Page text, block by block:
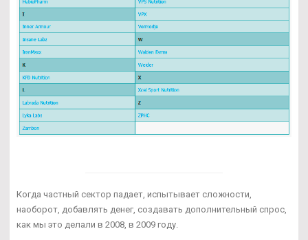
Когда частный сектор падает, испытывает сложности,
наоборот, добавлять денег, создавать дополнительный спрос,
как мы это делали в 2008, в 2009 году.